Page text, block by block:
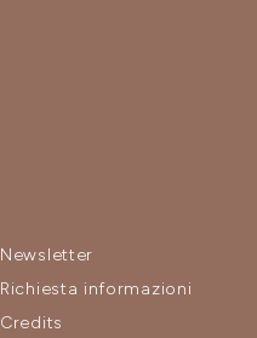
Newsletter
Richiesta informazioni
Credits